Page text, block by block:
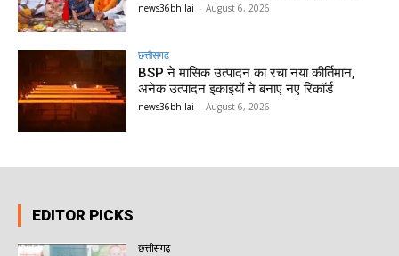
news36bhilai - August 6, 2026
छत्तीसगढ़
BSP ने मासिक उत्पादन का रचा नया कीर्तिमान,
अनेक उत्पादन इकाइयों ने बनाए नए रिकॉर्ड
news36bhilai - August 6, 2026
EDITOR PICKS
छत्तीसगढ़